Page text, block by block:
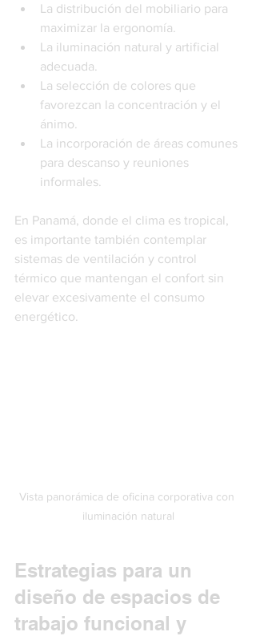
La distribución del mobiliario para
maximizar la ergonomía.
La iluminación natural y artificial
adecuada.
La selección de colores que
favorezcan la concentración y el
ánimo.
La incorporación de áreas comunes
para descanso y reuniones
informales.
En Panamá, donde el clima es tropical,
es importante también contemplar
sistemas de ventilación y control
térmico que mantengan el confort sin
elevar excesivamente el consumo
energético.
Vista panorámica de oficina corporativa con
iluminación natural
Estrategias para un
diseño de espacios de
trabajo funcional y